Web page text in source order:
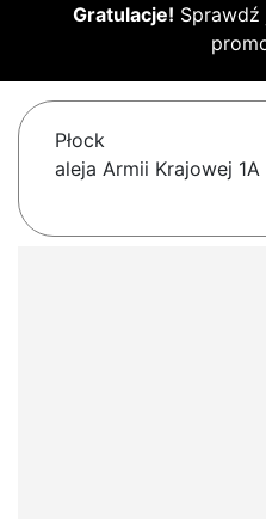
Gratulacje! Sprawdź
Płock
aleja Armii Krajowej 1A